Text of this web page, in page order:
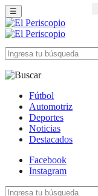
☰
Fútbol
Automotriz
Deportes
Noticias
Destacados
Facebook
Instagram